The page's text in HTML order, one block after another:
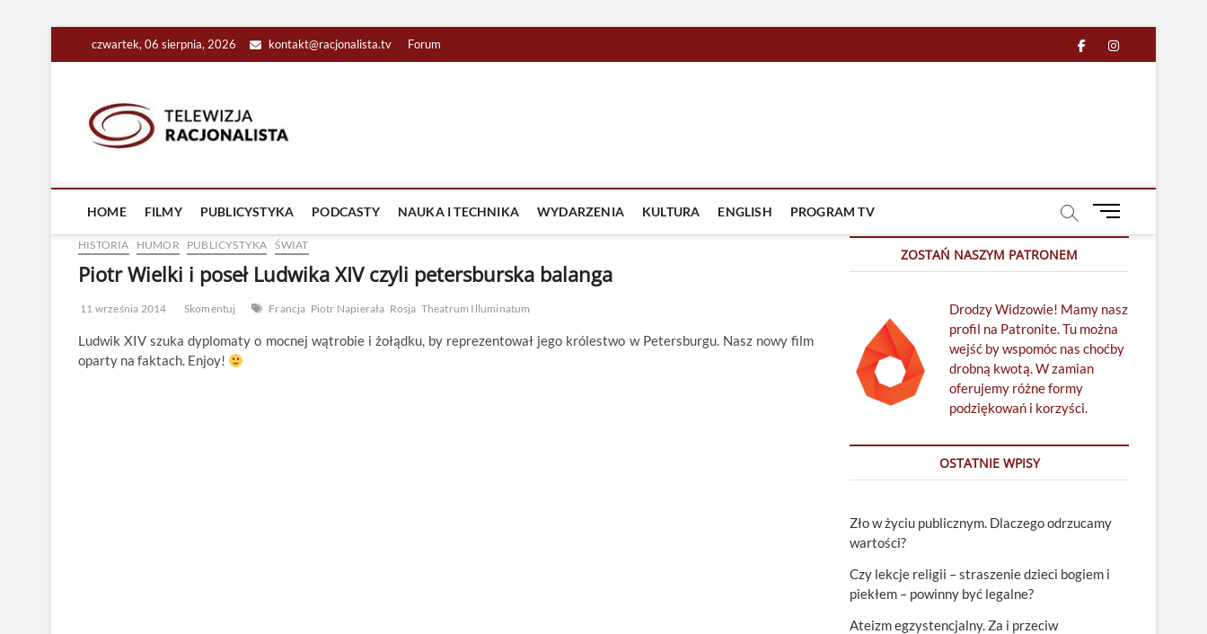
czwartek, 06 sierpnia, 2026 kontakt@racjonalista.tv Forum facebook
in
HOME FILMY PUBLICYSTYKA PODCASTY NAUKA I TECHNIKA WYDARZENIA KULTURA ENGLISH PROGRAM TV
M
u
u
t
t
HISTORIA HUMOR PUBLICYSTYKA ŚWIAT
Piotr Wielki i poseł Ludwika XIV czyli petersburska balanga
11 września 2014 Skomentuj Francja Piotr Napierała Rosja Theatrum Illuminatum
Ludwik XIV szuka dyplomaty o mocnej wątrobie i żołądku, by reprezentował jego królestwo w Petersburgu. Nasz nowy film
oparty na faktach. Enjoy!
ZOSTAŃ NASZYM PATRONEM
Drodzy Widzowie! Mamy nasz
profil na Patronite. Tu można
wejść by wspomóc nas choćby
drobną kwotą. W zamian
oferujemy różne formy
podziękowań i korzyści.
OSTATNIE WPISY
Zło w życiu publicznym. Dlaczego odrzucamy
wartości?
Czy lekcje religii – straszenie dzieci bogiem i
piekłem – powinny być legalne?
Ateizm egzystencjalny. Za i przeciw